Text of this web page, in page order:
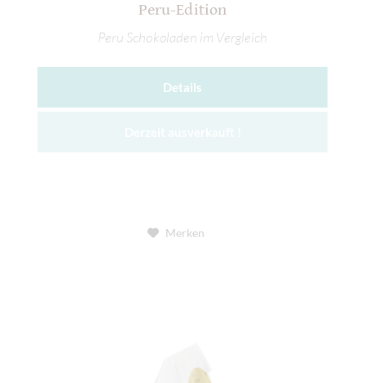
Peru-Edition
Peru Schokoladen im Vergleich
Details
Merken